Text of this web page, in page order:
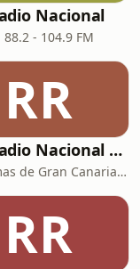
Nacional
88.2 - 104.9 FM
RR
RNE Radio Nacional - Canarias
Las Palmas de Gran Canaria · 92.8 FM
RR